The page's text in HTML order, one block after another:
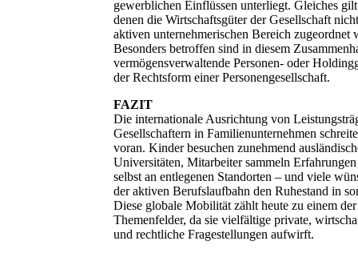
gewerblichen Einflüssen unterliegt. Gleiches
denen die Wirtschaftsgüter der Gesellschaft
aktiven unternehmerischen Bereich zugeordnet
Besonders betroffen sind in diesem
vermögensverwaltende Personen- oder
der Rechtsform einer Personengesellschaft.
FAZIT
Die internationale Ausrichtung von
Gesellschaftern in Familienunternehmen
voran. Kinder besuchen zunehmend
Universitäten, Mitarbeiter sammeln
selbst an entlegenen Standorten – und viele
der aktiven Berufslaufbahn den Ruhestand in
Diese globale Mobilität zählt heute zu einem
Themenfelder, da sie vielfältige private,
und rechtliche Fragestellungen aufwirft.